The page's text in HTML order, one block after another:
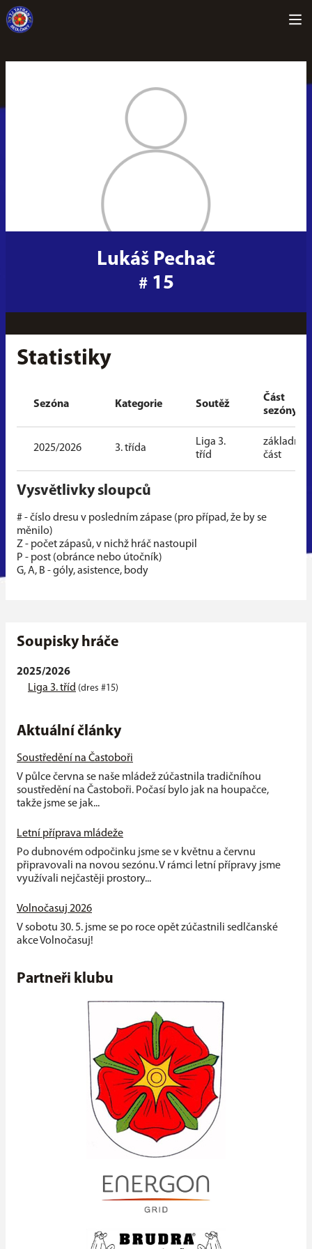
Lukáš Pechač
# 15
Statistiky
Sezóna Kategorie Soutěž
Část
sezóny
2025/2026 3. třída
Liga 3.
tříd
základní
část
Vysvětlivky sloupců
# - číslo dresu v posledním zápase (pro případ, že by se
měnilo)
Z - počet zápasů, v nichž hráč nastoupil
P - post (obránce nebo útočník)
G, A, B - góly, asistence, body
Soupisky hráče
2025/2026
Liga 3. tříd (dres #15)
Aktuální články
Soustředění na Častoboři
V půlce června se naše mládež zúčastnila tradičníhou
soustředění na Častoboři. Počasí bylo jak na houpačce,
takže jsme se jak...
Letní příprava mládeže
Po dubnovém odpočinku jsme se v květnu a červnu
připravovali na novou sezónu. V rámci letní přípravy jsme
využívali nejčastěji prostory...
Volnočasuj 2026
V sobotu 30. 5. jsme se po roce opět zúčastnili sedlčanské
akce Volnočasuj!
Partneři klubu